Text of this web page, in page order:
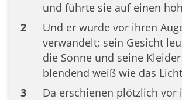
und führte sie auf einen
2
Und er wurde vor ihren
verwandelt; sein Gesicht
die Sonne und seine
blendend weiß wie das
3
Da erschienen plötzlich vor